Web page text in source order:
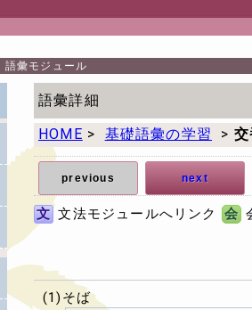
語彙モジュール
語彙詳細
HOME > 基礎語彙の学習 > 交
previous next
文 文法モジュールへリンク 会
(1)そば